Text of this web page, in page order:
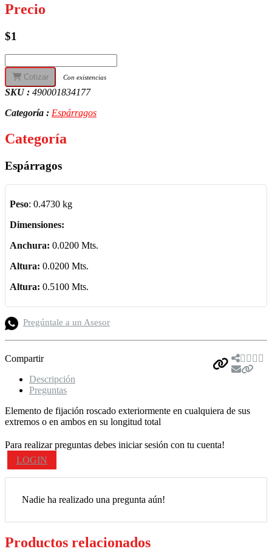
Precio
$1
Cotizar Con existencias
SKU : 490001834177
Categoría : Espárragos
Categoría
Espárragos
Peso: 0.4730 kg
Dimensiones:
Anchura: 0.0200 Mts.
Altura: 0.0200 Mts.
Altura: 0.5100 Mts.
Pregúntale a un Asesor
Compartir
Descripción
Preguntas
Elemento de fijación roscado exteriormente en cualquiera de sus
extremos o en ambos en su longitud total
Para realizar preguntas debes iniciar sesión con tu cuenta!
LOGIN
Nadie ha realizado una pregunta aún!
Productos relacionados